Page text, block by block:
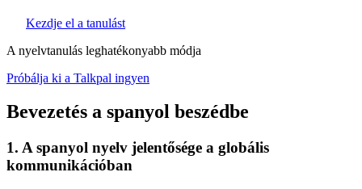
Kezdje el a tanulást
A nyelvtanulás leghatékonyabb módja
Próbálja ki a Talkpal ingyen
Bevezetés a spanyol beszédbe
1. A spanyol nyelv jelentősége a globális
kommunikációban